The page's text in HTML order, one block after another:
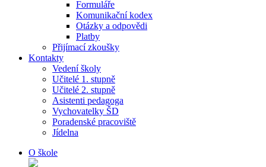
Formuláře
Komunikační kodex
Otázky a odpovědi
Platby
Přijímací zkoušky
Kontakty
Vedení školy
Učitelé 1. stupně
Učitelé 2. stupně
Asistenti pedagoga
Vychovatelky ŠD
Poradenské pracoviště
Jídelna
O škole